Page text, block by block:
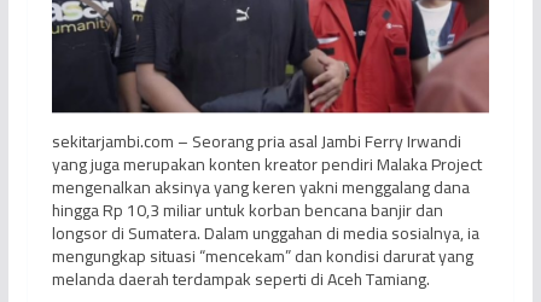
sekitarjambi.com – Seorang pria asal Jambi Ferry Irwandi
yang juga merupakan konten kreator pendiri Malaka Project
mengenalkan aksinya yang keren yakni menggalang dana
hingga Rp 10,3 miliar untuk korban bencana banjir dan
longsor di Sumatera. Dalam unggahan di media sosialnya, ia
mengungkap situasi “mencekam” dan kondisi darurat yang
melanda daerah terdampak seperti di Aceh Tamiang.